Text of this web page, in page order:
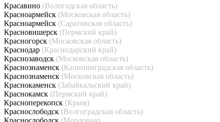
Красавино (Вологодская область)
Красноармейск (Московская область)
Красноармейск (Саратовская область)
Красновишерск (Пермский край)
Красногорск (Московская область)
Краснодар (Краснодарский край)
Краснозаводск (Московская область)
Краснознаменск (Калининградская область)
Краснознаменск (Московская область)
Краснокаменск (Забайкальский край)
Краснокамск (Пермский край)
Красноперекопск (Крым)
Краснослободск (Волгоградская область)